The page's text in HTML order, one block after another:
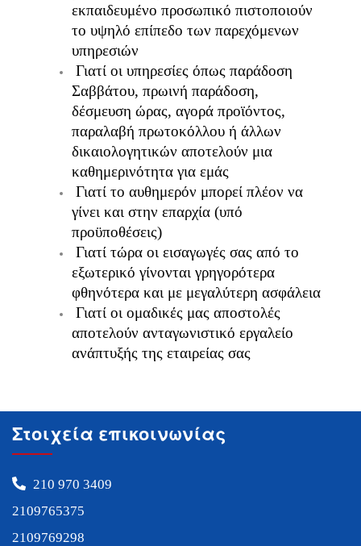
εκπαιδευμένο προσωπικό πιστοποιούν
το υψηλό επίπεδο των παρεχόμενων
υπηρεσιών
Γιατί οι υπηρεσίες όπως παράδοση
Σαββάτου, πρωινή παράδοση,
δέσμευση ώρας, αγορά προϊόντος,
παραλαβή πρωτοκόλλου ή άλλων
δικαιολογητικών αποτελούν μια
καθημερινότητα για εμάς
Γιατί το αυθημερόν μπορεί πλέον να
γίνει και στην επαρχία (υπό
προϋποθέσεις)
Γιατί τώρα οι εισαγωγές σας από το
εξωτερικό γίνονται γρηγορότερα
φθηνότερα και με μεγαλύτερη ασφάλεια
Γιατί οι ομαδικές μας αποστολές
αποτελούν ανταγωνιστικό εργαλείο
ανάπτυξής της εταιρείας σας
Στοιχεία επικοινωνίας
210 970 3409
2109765375
2109769298